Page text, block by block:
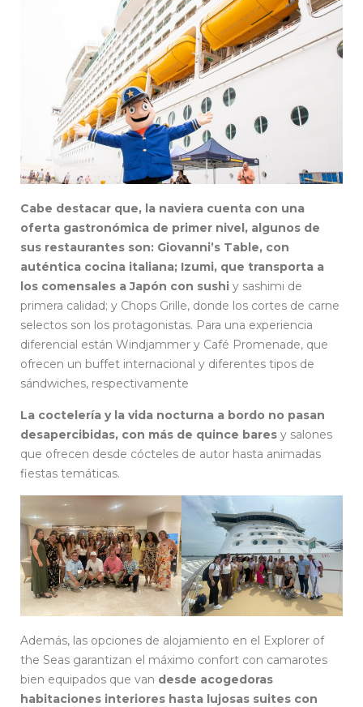
Cabe destacar que, la naviera cuenta con una
oferta gastronómica de primer nivel, algunos de
sus restaurantes son: Giovanni’s Table, con
auténtica cocina italiana; Izumi, que transporta a
los comensales a Japón con sushi y sashimi de
primera calidad; y Chops Grille, donde los cortes de carne
selectos son los protagonistas. Para una experiencia
diferencial están Windjammer y Café Promenade, que
ofrecen un buffet internacional y diferentes tipos de
sándwiches, respectivamente
La coctelería y la vida nocturna a bordo no pasan
desapercibidas, con más de quince bares y salones
que ofrecen desde cócteles de autor hasta animadas
fiestas temáticas.
Además, las opciones de alojamiento en el Explorer of
the Seas garantizan el máximo confort con camarotes
bien equipados que van desde acogedoras
habitaciones interiores hasta lujosas suites con